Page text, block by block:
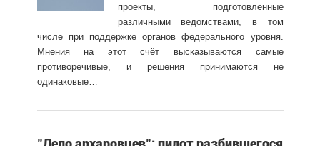
проекты, подготовленные
различными ведомствами, в том
числе при поддержке органов федерального уровня.
Мнения на этот счёт высказываются самые
противоречивые, и решения принимаются не
одинаковые…